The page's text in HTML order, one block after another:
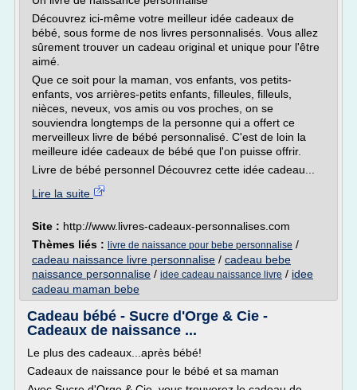
Découvrez ici-même votre meilleur idée cadeaux de
bébé, sous forme de nos livres personnalisés. Vous allez
sûrement trouver un cadeau original et unique pour l'être
aimé.
Que ce soit pour la maman, vos enfants, vos petits-
enfants, vos arrières-petits enfants, filleules, filleuls,
nièces, neveux, vos amis ou vos proches, on se
souviendra longtemps de la personne qui a offert ce
merveilleux livre de bébé personnalisé. C'est de loin la
meilleure idée cadeaux de bébé que l'on puisse offrir.
Livre de bébé personnel Découvrez cette idée cadeau...
Lire la suite
Site : http://www.livres-cadeaux-personnalises.com
Thèmes liés : livre de naissance pour bebe personnalise /
cadeau naissance livre personnalise / cadeau bebe
naissance personnalise / idee cadeau naissance livre / idee
cadeau maman bebe
Cadeau bébé - Sucre d'Orge & Cie -
Cadeaux de naissance ...
Le plus des cadeaux...après bébé!
Cadeaux de naissance pour le bébé et sa maman